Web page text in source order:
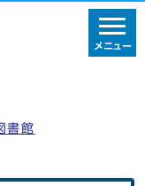
メニュー
書館